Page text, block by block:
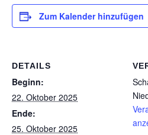
Zum Kalender hinzufügen
DETAILS
Beginn:
22. Oktober 2025
Ende:
25. Oktober 2025